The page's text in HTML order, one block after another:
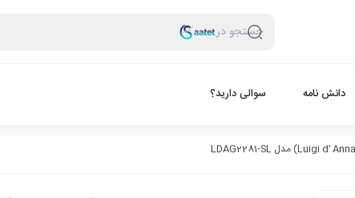
جستجو در
دانش نامه سوالی دارید؟